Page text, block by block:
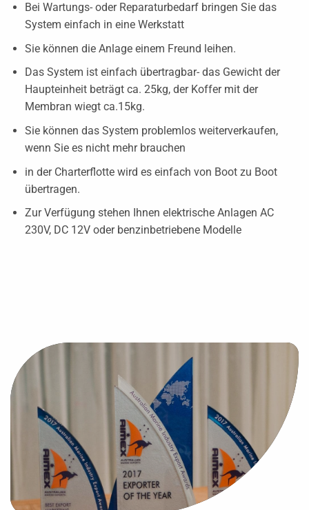
Bei Wartungs- oder Reparaturbedarf bringen Sie das
System einfach in eine Werkstatt
Sie können die Anlage einem Freund leihen.
Das System ist einfach übertragbar- das Gewicht der
Haupteinheit beträgt ca. 25kg, der Koffer mit der
Membran wiegt ca.15kg.
Sie können das System problemlos weiterverkaufen,
wenn Sie es nicht mehr brauchen
in der Charterflotte wird es einfach von Boot zu Boot
übertragen.
Zur Verfügung stehen Ihnen elektrische Anlagen AC
230V, DC 12V oder benzinbetriebene Modelle